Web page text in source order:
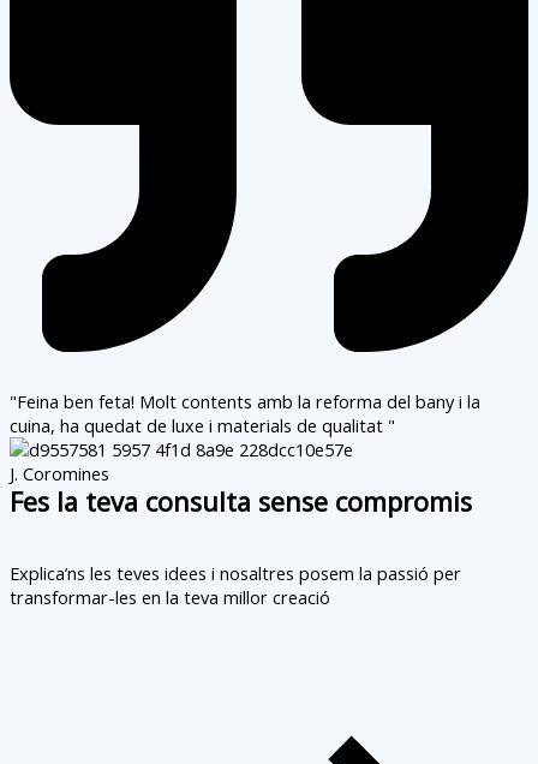
"Feina ben feta! Molt contents amb la reforma del bany i la
cuina, ha quedat de luxe i materials de qualitat "
J. Coromines
Fes la teva consulta sense compromis
Explica’ns les teves idees i nosaltres posem la passió per
transformar-les en la teva millor creació